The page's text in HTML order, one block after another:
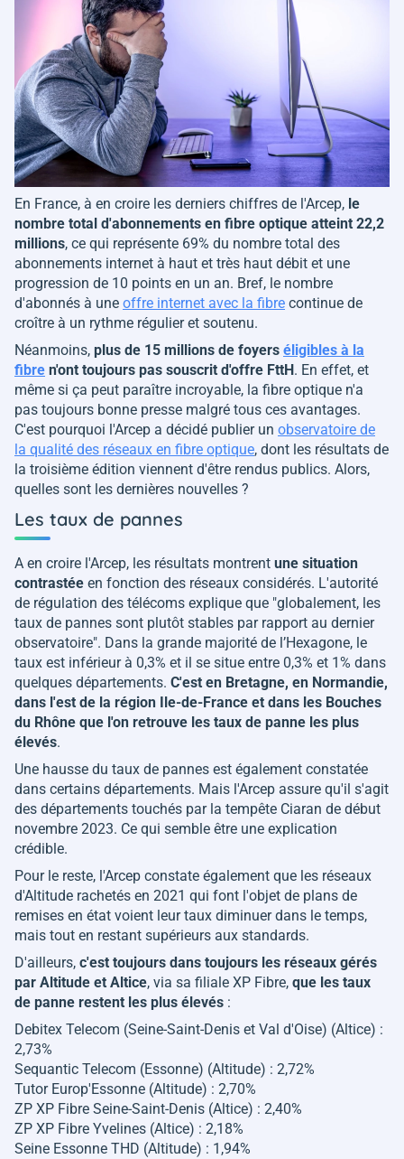
En France, à en croire les derniers chiffres de l'Arcep, le
nombre total d'abonnements en fibre optique atteint 22,2
millions, ce qui représente 69% du nombre total des
abonnements internet à haut et très haut débit et une
progression de 10 points en un an. Bref, le nombre
d'abonnés à une offre internet avec la fibre continue de
croître à un rythme régulier et soutenu.
Néanmoins, plus de 15 millions de foyers éligibles à la
fibre n'ont toujours pas souscrit d'offre FttH . En effet, et
même si ça peut paraître incroyable, la fibre optique n'a
pas toujours bonne presse malgré tous ces avantages.
C'est pourquoi l'Arcep a décidé publier un observatoire de
la qualité des réseaux en fibre optique, dont les résultats de
la troisième édition viennent d'être rendus publics. Alors,
quelles sont les dernières nouvelles ?
Les taux de pannes
A en croire l'Arcep, les résultats montrent une situation
contrastée en fonction des réseaux considérés. L'autorité
de régulation des télécoms explique que "globalement, les
taux de pannes sont plutôt stables par rapport au dernier
observatoire". Dans la grande majorité de l’Hexagone, le
taux est inférieur à 0,3% et il se situe entre 0,3% et 1% dans
quelques départements. C'est en Bretagne, en Normandie,
dans l'est de la région Ile-de-France et dans les Bouches
du Rhône que l'on retrouve les taux de panne les plus
élevés.
Une hausse du taux de pannes est également constatée
dans certains départements. Mais l'Arcep assure qu'il s'agit
des départements touchés par la tempête Ciaran de début
novembre 2023. Ce qui semble être une explication
crédible.
Pour le reste, l'Arcep constate également que les réseaux
d'Altitude rachetés en 2021 qui font l'objet de plans de
remises en état voient leur taux diminuer dans le temps,
mais tout en restant supérieurs aux standards.
D'ailleurs, c'est toujours dans toujours les réseaux gérés
par Altitude et Altice, via sa filiale XP Fibre, que les taux
de panne restent les plus élevés :
Debitex Telecom (Seine-Saint-Denis et Val d'Oise) (Altice) :
2,73%
Sequantic Telecom (Essonne) (Altitude) : 2,72%
Tutor Europ'Essonne (Altitude) : 2,70%
ZP XP Fibre Seine-Saint-Denis (Altice) : 2,40%
ZP XP Fibre Yvelines (Altice) : 2,18%
Seine Essonne THD (Altitude) : 1,94%